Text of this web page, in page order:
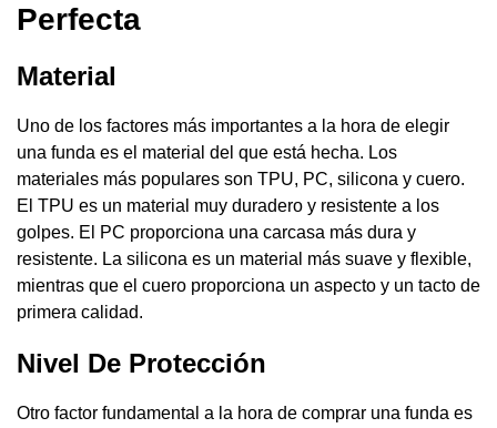
Perfecta
Material
Uno de los factores más importantes a la hora de elegir
una funda es el material del que está hecha. Los
materiales más populares son TPU, PC, silicona y cuero.
El TPU es un material muy duradero y resistente a los
golpes. El PC proporciona una carcasa más dura y
resistente. La silicona es un material más suave y flexible,
mientras que el cuero proporciona un aspecto y un tacto de
primera calidad.
Nivel De Protección
Otro factor fundamental a la hora de comprar una funda es